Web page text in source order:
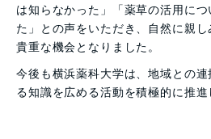
は知らなかった」「薬草の活用に
た」との声をいただき、自然に親
貴重な機会となりました。
今後も横浜薬科大学は、地域との
る知識を広める活動を積極的に推進